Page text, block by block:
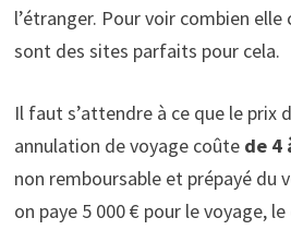
l’étranger. Pour voir combien elle
sont des sites parfaits pour cela.
Il faut s’attendre à ce que le prix
annulation de voyage coûte de 4
non remboursable et prépayé du
on paye 5 000 € pour le voyage,